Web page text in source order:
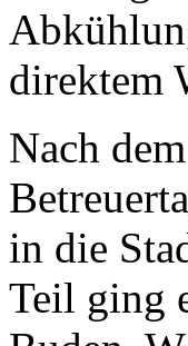
direktem
Nach
in die
Teil ging